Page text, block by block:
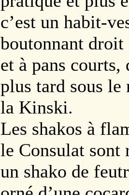
c’est un habit-
boutonnant
et à pans courts,
plus tard sous le
la Kinski.
Les shakos à
le Consulat sont
un shako de